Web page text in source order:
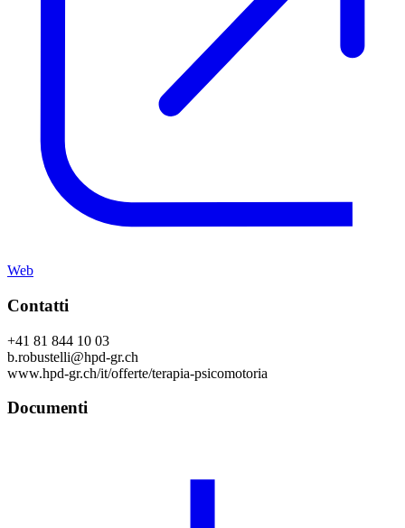
Web
Contatti
+41 81 844 10 03
b.robustelli@hpd-gr.ch
www.hpd-gr.ch/it/offerte/terapia-psicomotoria
Documenti